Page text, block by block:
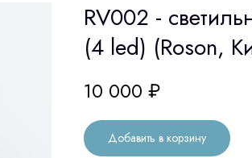
RV002 -
(4 led) (Roson,
10 000 ₽
Добавить в корзину